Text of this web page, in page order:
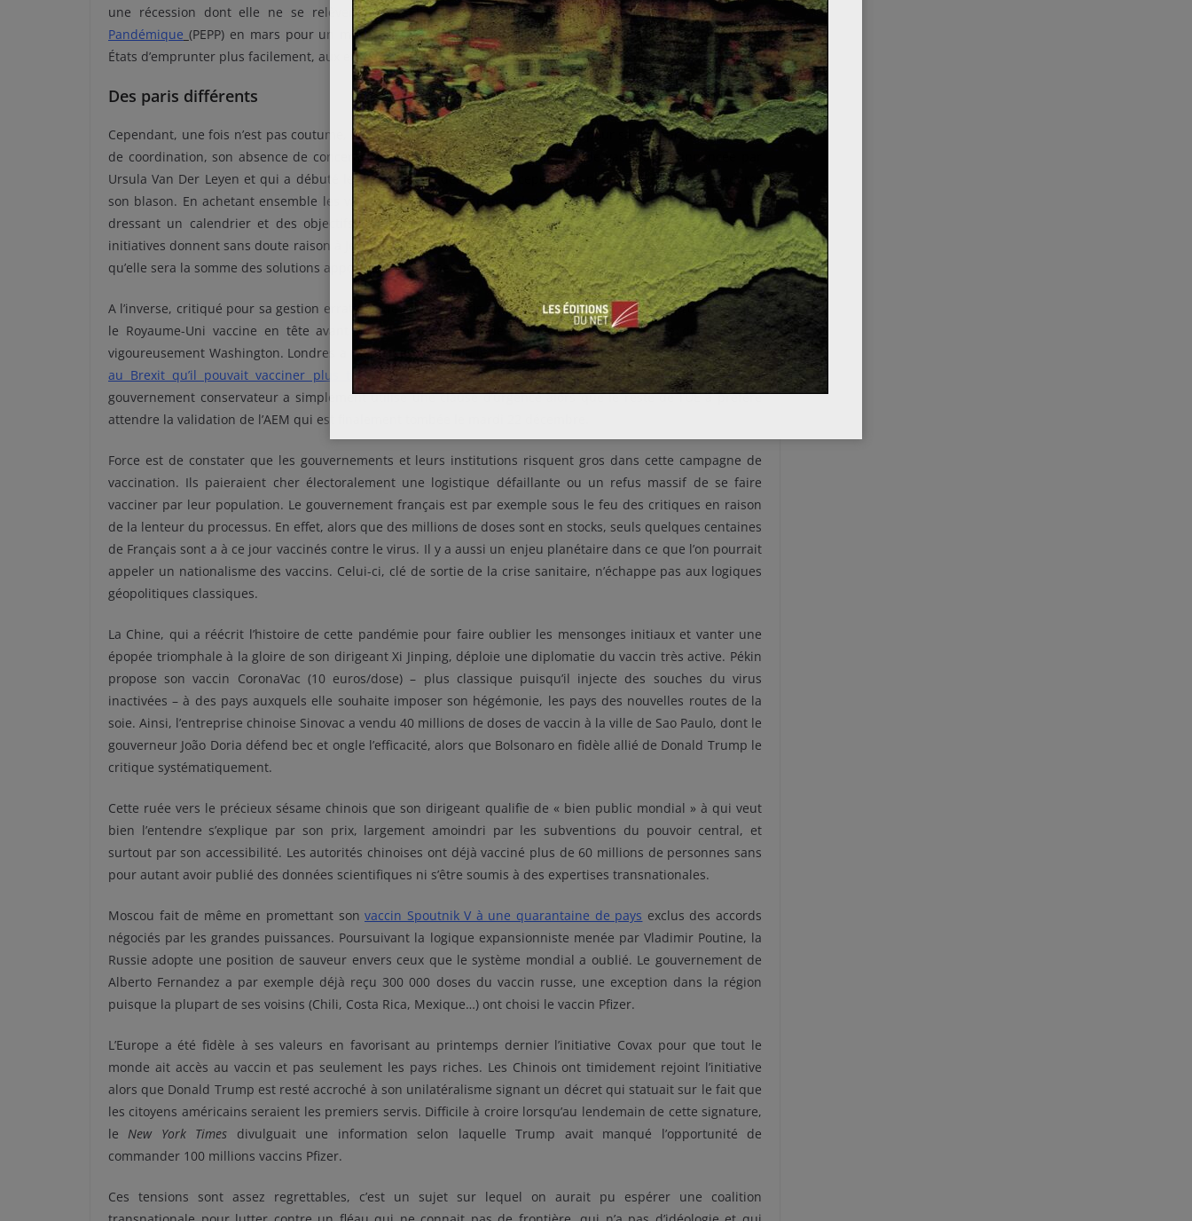
une récession dont elle ne se relèverait pas. Elle a mis en place un Programme d’Achats d’Urgence
Pandémique (PEPP) en mars pour un montent de 1 350 milliards de dollars dans le but de permettre aux
États d’emprunter plus facilement, aux entreprises et aux ménages de bénéficier d’aides.
Des paris différents
Cependant, une fois n’est pas coutume, l’Europe fut à moult reprises alpaguée pour sa lenteur, son manque
de coordination, son absence de concertation globale. La politique commune de vaccination annoncée par
Ursula Van Der Leyen et qui a débuté le dimanche 27 décembre a cependant permis à l’Europe de redorer
son blason. En achetant ensemble les vaccins, en les distribuant selon les populations de chaque pays, en
dressant un calendrier et des objectifs communs, les européens ont su faire preuve de solidarité. Ces
initiatives donnent sans doute raison à Jean Monnet qui avait affirmé que « l’Europe se fera dans les crises et
qu’elle sera la somme des solutions apportées à ces crises ».
A l’inverse, critiqué pour sa gestion erratique de la crise, Boris Johnson n’était pas peu fier de proclamer que
le Royaume-Uni vaccine en tête avant même le pays d’origine du vaccin, ce qui a eu le don d’agacer
vigoureusement Washington. Londres a même un peu tordu le cou à la réalité en affirmant que c’était grâce
au Brexit qu’il pouvait vacciner plus tôt alors que le Royaume-Uni suit toujours les règles de l’UE
. Le
gouvernement conservateur a simplement utilisé une clause d’urgence alors que le reste de l’UE a préféré
attendre la validation de l’AEM qui est finalement tombée le mardi 22 décembre.
Force est de constater que les gouvernements et leurs institutions risquent gros dans cette campagne de
vaccination. Ils paieraient cher électoralement une logistique défaillante ou un refus massif de se faire
vacciner par leur population. Le gouvernement français est par exemple sous le feu des critiques en raison
de la lenteur du processus. En effet, alors que des millions de doses sont en stocks, seuls quelques centaines
de Français sont a à ce jour vaccinés contre le virus. Il y a aussi un enjeu planétaire dans ce que l’on pourrait
appeler un nationalisme des vaccins. Celui-ci, clé de sortie de la crise sanitaire, n’échappe pas aux logiques
géopolitiques classiques.
La Chine, qui a réécrit l’histoire de cette pandémie pour faire oublier les mensonges initiaux et vanter une
épopée triomphale à la gloire de son dirigeant Xi Jinping, déploie une diplomatie du vaccin très active. Pékin
propose son vaccin CoronaVac (10 euros/dose) – plus classique puisqu’il injecte des souches du virus
inactivées – à des pays auxquels elle souhaite imposer son hégémonie, les pays des nouvelles routes de la
soie. Ainsi, l’entreprise chinoise Sinovac a vendu 40 millions de doses de vaccin à la ville de Sao Paulo, dont le
gouverneur João Doria défend bec et ongle l’efficacité, alors que Bolsonaro en fidèle allié de Donald Trump le
critique systématiquement.
Cette ruée vers le précieux sésame chinois que son dirigeant qualifie de « bien public mondial » à qui veut
bien l’entendre s’explique par son prix, largement amoindri par les subventions du pouvoir central, et
surtout par son accessibilité. Les autorités chinoises ont déjà vacciné plus de 60 millions de personnes sans
pour autant avoir publié des données scientifiques ni s’être soumis à des expertises transnationales.
Moscou fait de même en promettant sonvaccin Spoutnik V à une quarantaine de pays exclus des accords
négociés par les grandes puissances. Poursuivant la logique expansionniste menée par Vladimir Poutine, la
Russie adopte une position de sauveur envers ceux que le système mondial a oublié. Le gouvernement de
Alberto Fernandez a par exemple déjà reçu 300 000 doses du vaccin russe, une exception dans la région
puisque la plupart de ses voisins (Chili, Costa Rica, Mexique…) ont choisi le vaccin Pfizer.
L’Europe a été fidèle à ses valeurs en favorisant au printemps dernier l’initiative Covax pour que tout le
monde ait accès au vaccin et pas seulement les pays riches. Les Chinois ont timidement rejoint l’initiative
alors que Donald Trump est resté accroché à son unilatéralisme signant un décret qui statuait sur le fait que
les citoyens américains seraient les premiers servis. Difficile à croire lorsqu’au lendemain de cette signature,
leNew York Times divulguait une information selon laquelle Trump avait manqué l’opportunité de
commander 100 millions vaccins Pfizer.
Ces tensions sont assez regrettables, c’est un sujet sur lequel on aurait pu espérer une coalition